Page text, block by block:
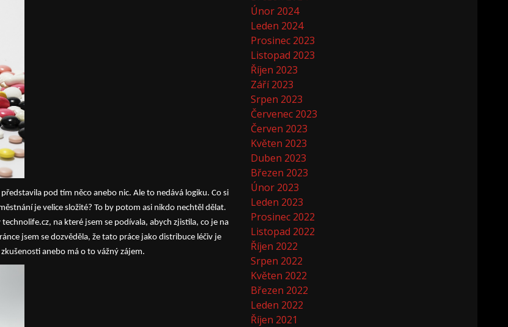
pod tím něco anebo nic. Ale to nedává logiku. Co si
je velice složité? To by potom asi nikdo nechtěl dělat.
na které jsem se podívala, abych zjistila, co je na
jsem se dozvěděla, že tato práce jako distribuce léčiv je
anebo má o to vážný zájem.
Únor 2024
Leden 2024
Prosinec 2023
Listopad 2023
Říjen 2023
Září 2023
Srpen 2023
Červenec 2023
Červen 2023
Květen 2023
Duben 2023
Březen 2023
Únor 2023
Leden 2023
Prosinec 2022
Listopad 2022
Říjen 2022
Srpen 2022
Květen 2022
Březen 2022
Leden 2022
Říjen 2021